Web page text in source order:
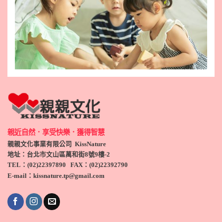
親近自然．享受快樂．獲得智慧
親親文化事業有限公司 KissNature
地址：台北市文山區萬和街8號9樓-2
TEL ：(02)22397890 FAX：(02)22392790
E-mail：kissnature.tp@gmail.com